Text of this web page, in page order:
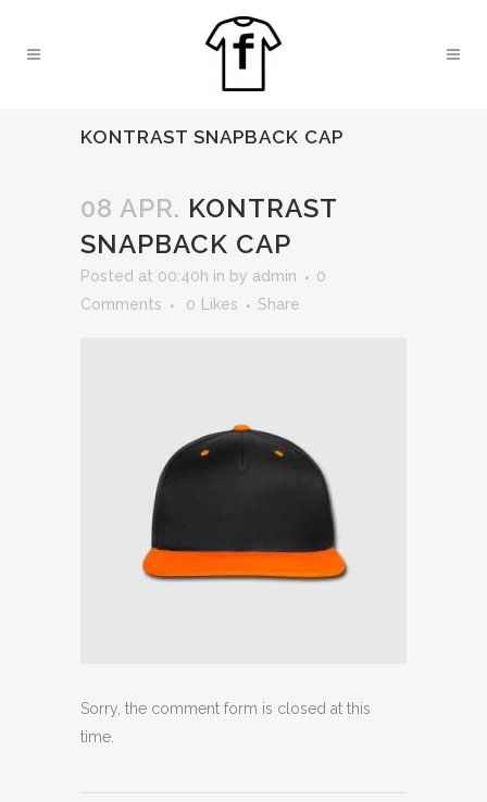
KONTRAST SNAPBACK CAP
08 APR. KONTRAST
SNAPBACK CAP
Posted at 00:40h in by admin
0
Comments
0 Likes Share
Sorry, the comment form is closed at this
time.